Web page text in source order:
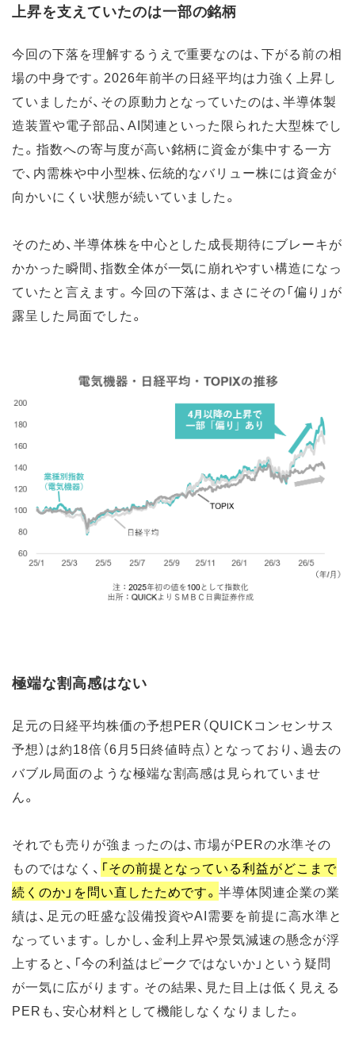
上昇を支えていたのは一部の銘柄
今回の下落を理解するうえで重要なのは、下がる前の相
場の中身です。2026年前半の日経平均は力強く上昇し
ていましたが、その原動力となっていたのは、半導体製
造装置や電子部品、AI関連といった限られた大型株でし
た。指数への寄与度が高い銘柄に資金が集中する一方
で、内需株や中小型株、伝統的なバリュー株には資金が
向かいにくい状態が続いていました。
そのため、半導体株を中心とした成長期待にブレーキが
かかった瞬間、指数全体が一気に崩れやすい構造になっ
ていたと言えます。今回の下落は、まさにその「偏り」が
露呈した局面でした。
極端な割高感はない
足元の日経平均株価の予想PER（QUICKコンセンサス
予想）は約18倍（6月5日終値時点）となっており、過去の
バブル局面のような極端な割高感は見られていませ
ん。
それでも売りが強まったのは、市場がPERの水準その
ものではなく、 「その前提となっている利益がどこまで
続くのか」を問い直したためです。半導体関連企業の業
績は、足元の旺盛な設備投資やAI需要を前提に高水準と
なっています。しかし、金利上昇や景気減速の懸念が浮
上すると、「今の利益はピークではないか」という疑問
が一気に広がります。その結果、見た目上は低く見える
PERも、安心材料として機能しなくなりました。